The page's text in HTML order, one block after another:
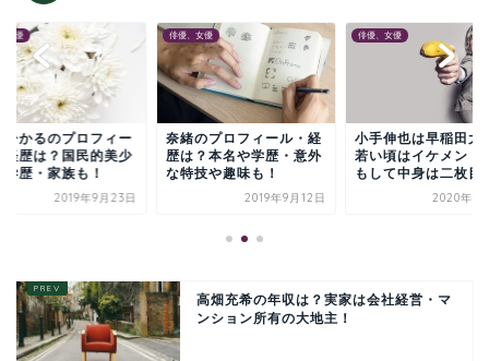
女優
のプロフィール・経
？本名や学歴・意外
技や趣味も！
2019年9月12日
俳優、女優
小手伸也は早稲田大卒で
若い頃はイケメン！不倫
もして中身は二枚目？
2020年4月18日
俳優、女優
高橋ひかるのプロフ
ル・経歴は？国民的
女の学歴・家族も！
2019年9
高畑充希の年収は？実家は会社経営・マ
ンション所有の大地主！